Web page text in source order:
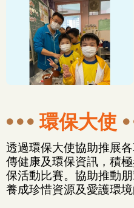
環保大使
透過環保大使協助推展
傳健康及環保資訊，積
保活動比賽。協助推動
養成珍惜資源及愛護環境